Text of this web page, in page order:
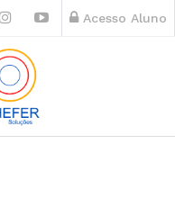
Acesso Aluno